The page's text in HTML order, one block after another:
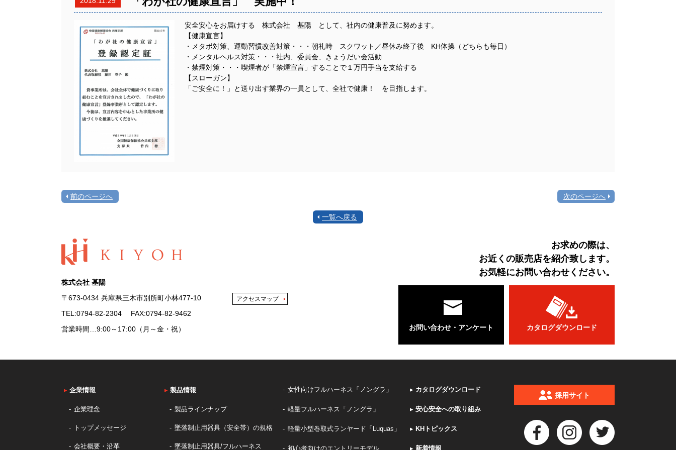
安全安心をお届けする 株式会社 基陽 として、社内の健康普及に努めます。
【健康宣言】
・メタボ対策、運動習慣改善対策・・・朝礼時 スクワット／昼休み終了後 KH体操（どちらも毎日）
・メンタルヘルス対策・・・社内、委員会、きょうだい会活動
・禁煙対策・・・喫煙者が「禁煙宣言」することで１万円手当を支給する
【スローガン】
「ご安全に！」と送り出す業界の一員として、全社で健康！ を目指します。
前のページへ 次のページへ
一覧へ戻る
株式会社 基陽
〒673-0434 兵庫県三木市別所町小林477-10
TEL:0794-82-2304 FAX:0794-82-9462
営業時間…9:00～17:00（月～金・祝）
アクセスマップ
お求めの際は、
お近くの販売店を紹介致します。
お気軽にお問い合わせください。
お問い合わせ・アンケート カタログダウンロード
▸ 企業情報
企業理念
トップメッセージ
会社概要・沿革
▸製品情報
製品ラインナップ
墜落制止用器具（安全帯）の規格
墜落制止用器具/フルハーネス
女性向けフルハーネス「ノングラ」
軽量フルハーネス「ノングラ」
軽量小型巻取式ランヤード「Luquas」
初心者向けのエントリーモデル
▸ カタログダウンロード
▸ 安心安全への取り組み
▸ KHトピックス
▸ 新着情報
採用サイト